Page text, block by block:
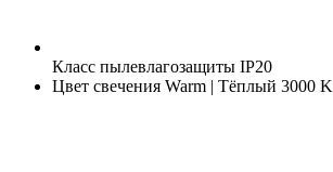
Класс пылевлагозащиты IP20
Цвет свечения Warm | Тёплый 3000 K